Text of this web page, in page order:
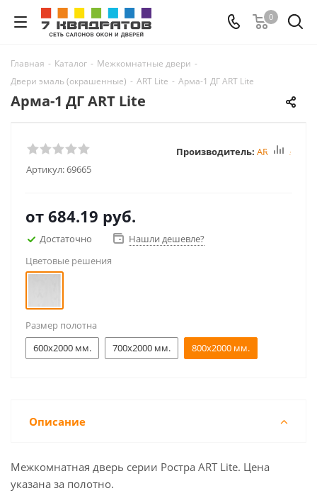
0
Главная - Каталог - Межкомнатные двери -
Двери эмаль (окрашенные) - ART Lite - Арма-1 ДГ ART Lite
Арма-1 ДГ ART Lite
Артикул:69665
Производитель: ART Lite
от 684.19 руб.
Достаточно
Нашли дешевле?
Цветовые решения
Размер полотна
600x2000 мм.
700x2000 мм. 800x2000 мм.
Описание
Межкомнатная дверь серии Ростра ART Lite. Цена
указана за полотно.